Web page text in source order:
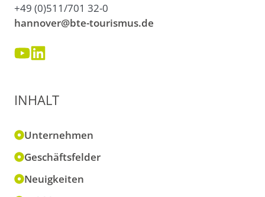
+49 (0)511/701 32-0
hannover@bte-tourismus.de
INHALT
Unternehmen
Geschäftsfelder
Neuigkeiten